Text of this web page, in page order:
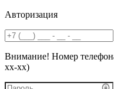
Авторизация
Внимание! Номер
хх-хх)